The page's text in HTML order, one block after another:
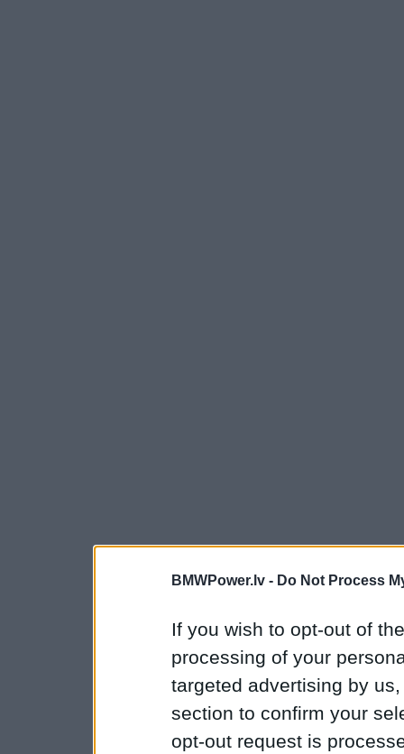
BMWPower.lv - Do Not Process
If you wish to opt-out of
processing of your
targeted advertising by
section to confirm your
opt-out request is